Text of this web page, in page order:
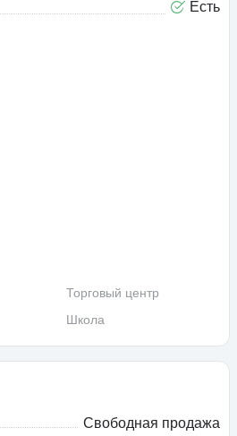
Есть
Торговый центр
Школа
Свободная продажа